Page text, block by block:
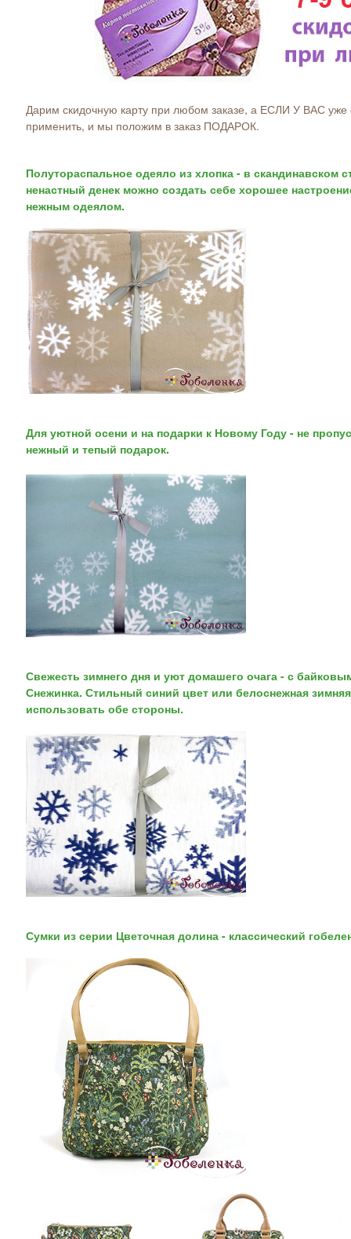
Дарим скидочную карту при любом заказе, а ЕСЛИ У ВАС уже
применить, и мы положим в заказ ПОДАРОК.
Полутораспальное одеяло из хлопка - в скандинавском
ненастный денек можно создать себе хорошее
нежным одеялом.
Для уютной осени и на подарки к Новому Году - не
нежный и тепый подарок.
Свежесть зимнего дня и уют домашего очага - с
Снежинка. Стильный синий цвет или белоснежная
использовать обе стороны.
Сумки из серии Цветочная долина - классический